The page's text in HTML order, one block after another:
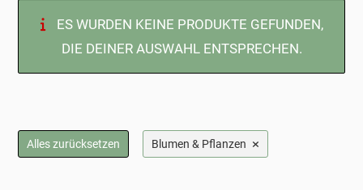
ES WURDEN KEINE PRODUKTE GEFUNDEN,
DIE DEINER AUSWAHL ENTSPRECHEN.
Alles zurücksetzen Blumen & Pflanzen ×